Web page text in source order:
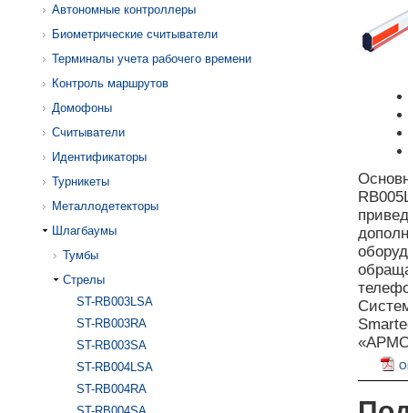
Автономные контроллеры
Биометрические считыватели
Терминалы учета рабочего времени
Контроль маршрутов
Домофоны
Считыватели
Идентификаторы
Турникеты
Металлодетекторы
Шлагбаумы
Тумбы
Стрелы
ST-RB003LSA
ST-RB003RA
ST-RB003SA
ST-RB004LSA
ST-RB004RA